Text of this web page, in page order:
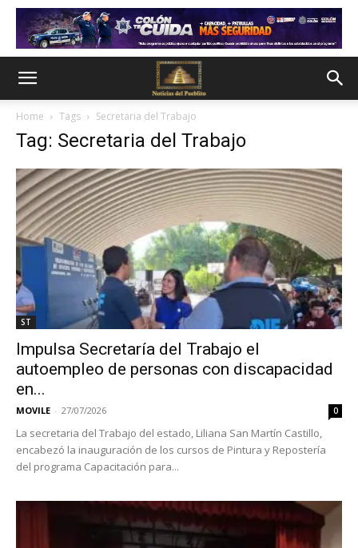
Home Tags Secretaria del Trabajo
Tag: Secretaria del Trabajo
ST
Impulsa Secretaría del Trabajo el
autoempleo de personas con discapacidad
en...
MOVILE - 27/07/2026 0
La secretaria del Trabajo del estado, Liliana San Martín Castillo,
encabezó la inauguración de los cursos de Pintura y Repostería
del programa Capacitación para...